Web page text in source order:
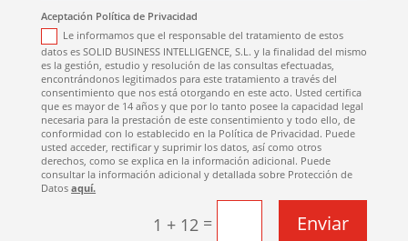
Aceptación Política de Privacidad
Le informamos que el responsable del tratamiento de estos
datos es SOLID BUSINESS INTELLIGENCE, S.L. y la finalidad del mismo
es la gestión, estudio y resolución de las consultas efectuadas,
encontrándonos legitimados para este tratamiento a través del
consentimiento que nos está otorgando en este acto. Usted certifica
que es mayor de 14 años y que por lo tanto posee la capacidad legal
necesaria para la prestación de este consentimiento y todo ello, de
conformidad con lo establecido en la Política de Privacidad. Puede
usted acceder, rectificar y suprimir los datos, así como otros
derechos, como se explica en la información adicional. Puede
consultar la información adicional y detallada sobre Protección de
Datosaquí.
1 + 12 = Enviar